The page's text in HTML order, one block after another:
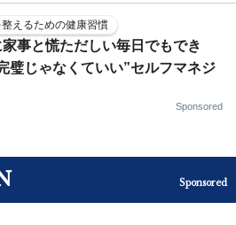
整えるための健康習慣
事と慌ただしい毎日でもでき
璧じゃなくていい”セルフマネジ
Sponsored
Sponsored